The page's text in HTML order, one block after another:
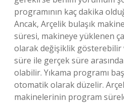
programının kaç dakika
Ancak, Arçelik bulaşık
süresi, makineye yüklenen
olarak değişiklik
süre ile gerçek süre
olabilir. Yıkama programı
otomatik olarak düzelir.
makinelerinin program